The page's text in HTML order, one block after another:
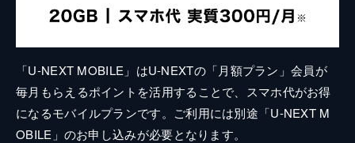
「U-NEXT MOBILE」はU-NEXTの「月額プラン」会員が
毎月もらえるポイントを活用することで、スマホ代がお得
になるモバイルプランです。ご利用には別途「U-NEXT M
OBILE」のお申し込みが必要となります。